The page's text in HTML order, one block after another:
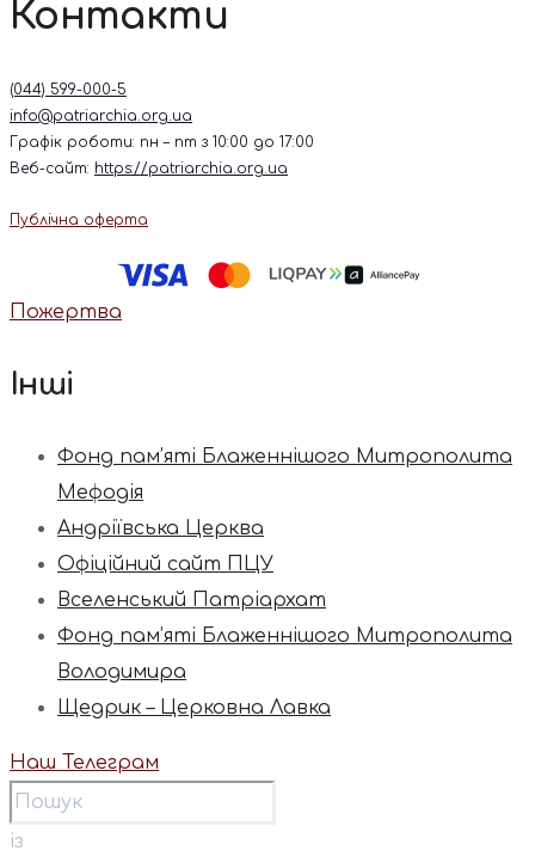
Контакти
(044) 599-000-5
info@patriarchia.org.ua
Графік роботи: пн – пт з 10:00 до 17:00
Веб-сайт: https://patriarchia.org.ua
Публічна оферта
Пожертва
Інші
Фонд пам’яті Блаженнішого Митрополита
Мефодія
Андріївська Церква
Офіційний сайт ПЦУ
Вселенський Патріархат
Фонд пам’яті Блаженнішого Митрополита
Володимира
Щедрик – Церковна Лавка
Наш Телеграм
із